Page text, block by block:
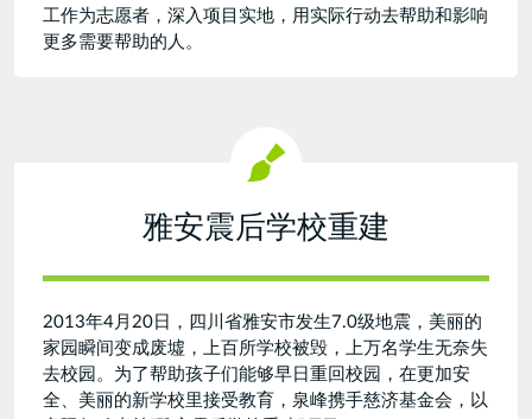
工作为志愿者，深入项目实地，用实际行动去帮助和影响
更多需要帮助的人。
雅安震后学校重建
2013年4月20日，四川省雅安市发生7.0级地震，美丽的
家园瞬间变成废墟，上百所学校被毁，上万名学生无奈失
去校园。为了帮助孩子们能够早日重回校园，在更加安
全、美丽的新学校里接受教育，泉峰携手慈济基金会，以